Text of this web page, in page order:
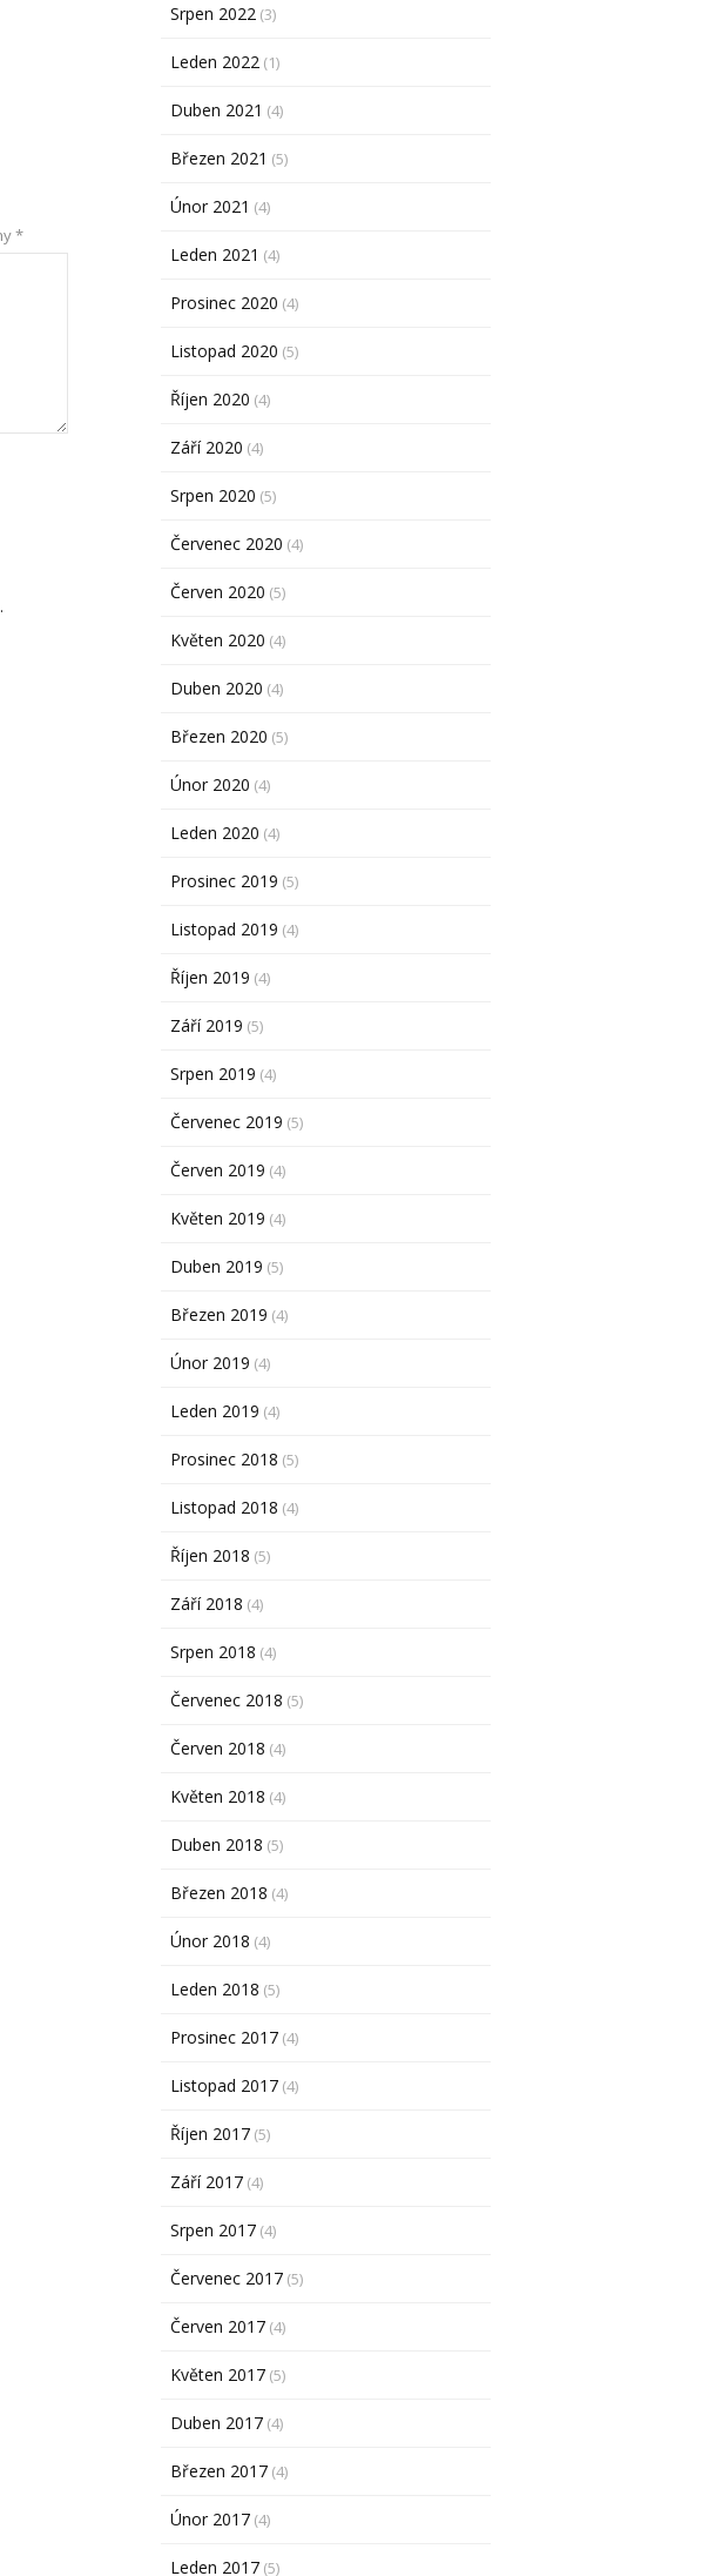
*
Srpen 2022 (3)
Leden 2022 (1)
Duben 2021 (4)
Březen 2021 (5)
Únor 2021 (4)
Leden 2021 (4)
Prosinec 2020 (4)
Listopad 2020 (5)
Říjen 2020 (4)
Září 2020 (4)
Srpen 2020 (5)
Červenec 2020 (4)
Červen 2020 (5)
Květen 2020 (4)
Duben 2020 (4)
Březen 2020 (5)
Únor 2020 (4)
Leden 2020 (4)
Prosinec 2019 (5)
Listopad 2019 (4)
Říjen 2019 (4)
Září 2019 (5)
Srpen 2019 (4)
Červenec 2019 (5)
Červen 2019 (4)
Květen 2019 (4)
Duben 2019 (5)
Březen 2019 (4)
Únor 2019 (4)
Leden 2019 (4)
Prosinec 2018 (5)
Listopad 2018 (4)
Říjen 2018 (5)
Září 2018 (4)
Srpen 2018 (4)
Červenec 2018 (5)
Červen 2018 (4)
Květen 2018 (4)
Duben 2018 (5)
Březen 2018 (4)
Únor 2018 (4)
Leden 2018 (5)
Prosinec 2017 (4)
Listopad 2017 (4)
Říjen 2017 (5)
Září 2017 (4)
Srpen 2017 (4)
Červenec 2017 (5)
Červen 2017 (4)
Květen 2017 (5)
Duben 2017 (4)
Březen 2017 (4)
Únor 2017 (4)
Leden 2017 (5)